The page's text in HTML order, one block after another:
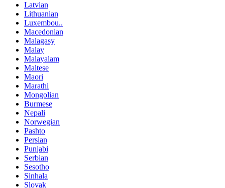
Latvian
Lithuanian
Luxembou..
Macedonian
Malagasy
Malay
Malayalam
Maltese
Maori
Marathi
Mongolian
Burmese
Nepali
Norwegian
Pashto
Persian
Punjabi
Serbian
Sesotho
Sinhala
Slovak